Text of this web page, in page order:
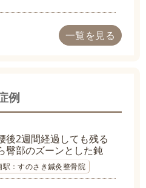
一覧を見る
例
後2週間経過しても残る
臀部のズーンとした鈍
駅：すのさき鍼灸整骨院